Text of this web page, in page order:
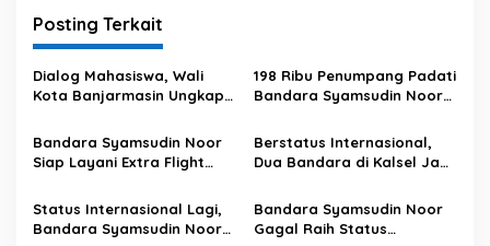
i
g
a
s
i
p
s
Posting Terkait
Dialog Mahasiswa, Wali
Kota Banjarmasin Ungkap
198 Ribu Penumpang Padati
Bandara Syamsudin Noor
Bandara Syamsudin Noor
Siap Layani Extra Flight
Berstatus Internasional,
Dua Bandara di Kalsel Jadi
Status Internasional Lagi,
Bandara Syamsudin Noor
Bandara Syamsudin Noor
Gagal Raih Status